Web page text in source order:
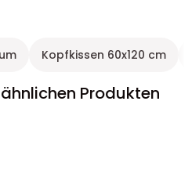
Kopfkissen 60x120 cm
Produkten